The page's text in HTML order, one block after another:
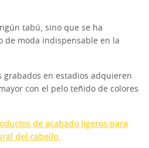
tabú, sino que se ha
de moda indispensable en la
grabados en estadios adquieren
con el pelo teñido de colores
de acabado ligeros para
del cabello.